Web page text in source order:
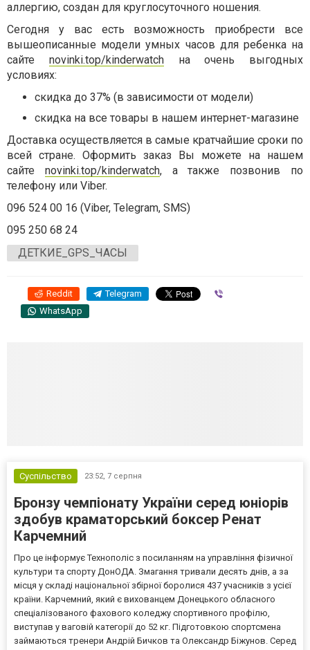
аллергию, создан для круглосуточного ношения.
Сегодня у вас есть возможность приобрести все
вышеописанные модели умных часов для ребенка на
сайте novinki.top/kinderwatchна очень выгодных
условиях:
скидка до 37% (в зависимости от модели)
скидка на все товары в нашем интернет-магазине
Доставка осуществляется в самые кратчайшие сроки по
всей стране. Оформить заказ Вы можете на нашем
сайте novinki.top/kinderwatch, а также позвонив по
телефону или Viber.
096 524 00 16 (Viber, Telegram, SMS)
095 250 68 24
ДЕТКИЕ_GPS_ЧАСЫ
Reddit Telegram
WhatsApp
Суспільство 23:52, 7 серпня
Бронзу чемпіонату України серед юніорів
здобув краматорський боксер Ренат
Карчемний
Про це інформує Технополіс з посиланням на управління фізичної
культури та спорту ДонОДА. Змагання тривали десять днів, а за
місця у складі національної збірної боролися 437 учасників з усієї
країни. Карчемний, який є вихованцем Донецького обласного
спеціалізованого фахового коледжу спортивного профілю,
виступав у ваговій категорії до 52 кг. Підготовкою спортсмена
займаються тренери Андрій Бичков та Олександр Біжунов. Серед